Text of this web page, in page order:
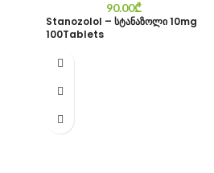
90.00₾
Stanozolol – სტანაზოლი 10mg
100Tablets